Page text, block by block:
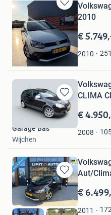
Bewaren
in
Mijn
Favorieten
2010
€
2010
H
Weert
Bewaren
in
Mijn
Favorieten
CLIMA
€
2008
Garage Bas
Wijchen
Bewaren
in
Mijn
Favorieten
Aut/
€
2011